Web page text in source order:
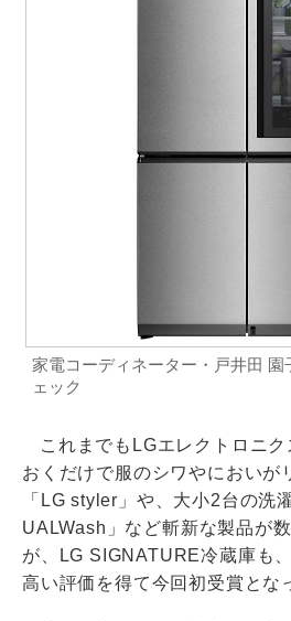
家電コーディネーター・戸井田 園
ェック
これまでもLGエレクトロニ
おくだけで服のシワやにおいが
「LG styler」や、大小2台の洗
UALWash」など斬新な製品が
が、LG SIGNATURE冷蔵庫も
高い評価を得て今回初受賞とな